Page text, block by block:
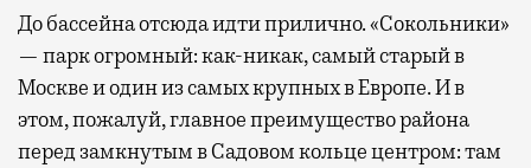
До бассейна отсюда идти прилично. «Сокольники»
— парк огромный: как-никак, самый старый в
Москве и один из самых крупных в Европе. И в
этом, пожалуй, главное преимущество района
перед замкнутым в Садовом кольце центром: там